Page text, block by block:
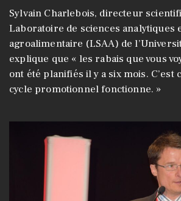
Sylvain Charlebois, directeur
Laboratoire de sciences analytiques
agroalimentaire (LSAA) de
explique que « les rabais que vous
ont été planifiés il y a six mois. C’est
cycle promotionnel fonctionne. »